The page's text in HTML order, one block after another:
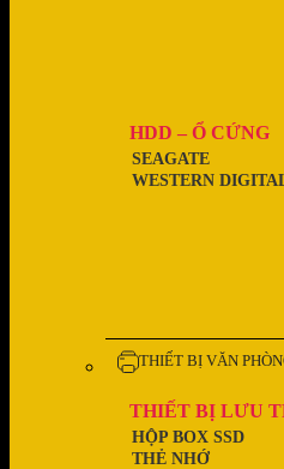
HDD – Ổ CỨNG
WESTERN
SEAGATE
THIẾT BỊ VĂN
THIẾT BỊ LƯU
THẺ NHỚ
HỘP BOX SSD